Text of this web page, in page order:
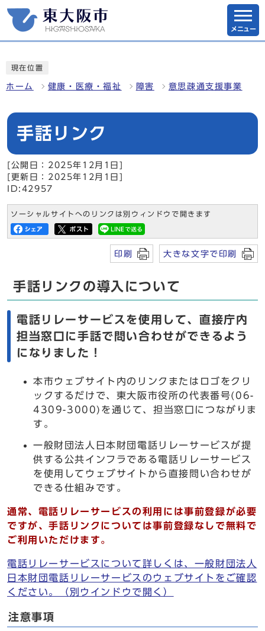
メニュー
現在位置
ホーム 健康・医療・福祉 障害 意思疎通支援事業
手話リンク
[公開日：2025年12月1日]
[更新日：2025年12月1日]
ID:42957
ソーシャルサイトへのリンクは別ウィンドウで開きます
印刷 大きな文字で印刷
手話リンクの導入について
電話リレーサービスを使用して、直接庁内
担当窓口に手話で問い合わせができるよう
になりました！
本市ウェブサイト内のリンクまたはロゴをクリ
ックするだけで、東大阪市役所の代表番号(06-
4309-3000)を通じて、担当窓口につながりま
す。
一般財団法人日本財団電話リレーサービスが提
供する公共インフラである電話リレーサービス
を使用してウェブサイトから直接問い合わせが
できる仕組みです。
通常、電話リレーサービスの利用には事前登録が必要
ですが、手話リンクについては事前登録なしで無料で
ご利用いただけます。
電話リレーサービスについて詳しくは、一般財団法人
日本財団電話リレーサービスのウェブサイトをご確認
ください。
（別ウインドウで開く）
注意事項